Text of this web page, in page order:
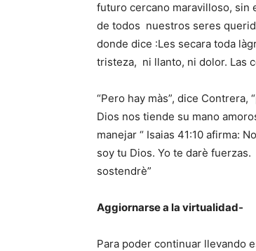
futuro cercano maravilloso, sin
de todos nuestros seres
donde dice :Les secara toda
tristeza, ni llanto, ni dolor. Las
“Pero hay màs”, dice
Dios nos tiende su mano
manejar “ Isaias 41:10 afirma:
soy tu Dios. Yo te darè
sostendrè”
Aggiornarse a la virtualidad-
Para poder continuar llevando